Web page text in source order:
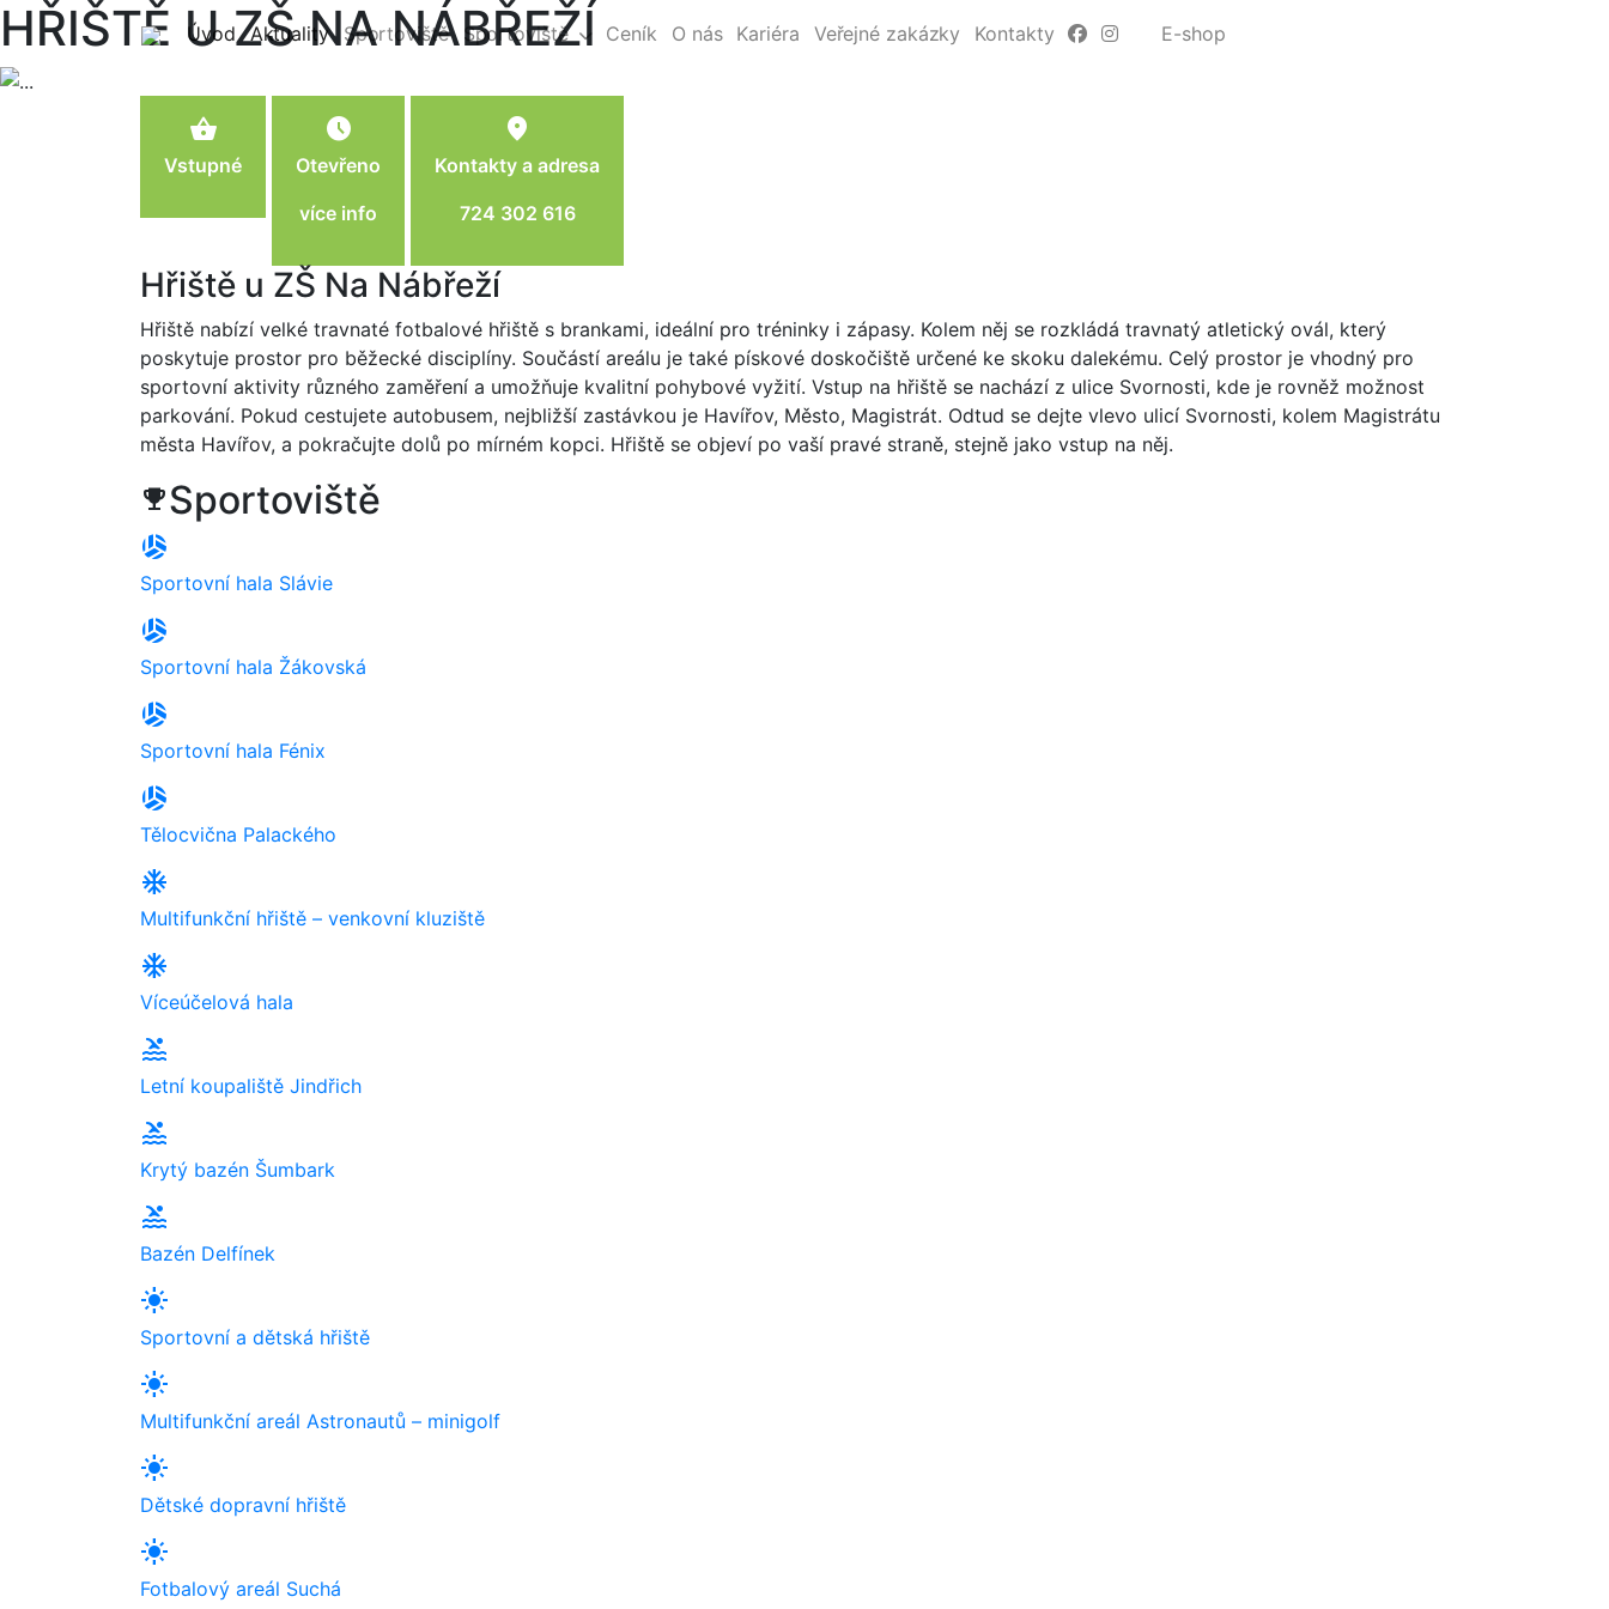
Úvod(current)
Aktuality(current)
Sportoviště Sportoviště Ceník O nás Kariéra Veřejné zakázky Kontakty E-shop
HŘIŠTĚ U ZŠ NA NÁBŘEŽÍ
shopping_basket
Vstupné
schedule
Otevřeno
více info
location_on
Kontakty a adresa
724 302 616
Hřiště u ZŠ Na Nábřeží
Hřiště nabízí velké travnaté fotbalové hřiště s brankami, ideální pro tréninky i zápasy. Kolem něj se rozkládá travnatý atletický ovál, který
poskytuje prostor pro běžecké disciplíny. Součástí areálu je také pískové doskočiště určené ke skoku dalekému. Celý prostor je vhodný pro
sportovní aktivity různého zaměření a umožňuje kvalitní pohybové vyžití. Vstup na hřiště se nachází z ulice Svornosti, kde je rovněž možnost
parkování. Pokud cestujete autobusem, nejbližší zastávkou je Havířov, Město, Magistrát. Odtud se dejte vlevo ulicí Svornosti, kolem Magistrátu
města Havířov, a pokračujte dolů po mírném kopci. Hřiště se objeví po vaší pravé straně, stejně jako vstup na něj.
trophySportoviště
sports_volleyball
Sportovní hala Slávie
sports_volleyball
Sportovní hala Žákovská
sports_volleyball
Sportovní hala Fénix
sports_volleyball
Tělocvična Palackého
ac_unit
Multifunkční hřiště – venkovní kluziště
ac_unit
Víceúčelová hala
pool
Letní koupaliště Jindřich
pool
Krytý bazén Šumbark
pool
Bazén Delfínek
light_mode
Sportovní a dětská hřiště
light_mode
Multifunkční areál Astronautů – minigolf
light_mode
Dětské dopravní hřiště
light_mode
Fotbalový areál Suchá